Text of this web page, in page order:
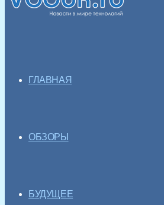
ГЛАВНАЯ
ОБЗОРЫ
БУДУЩЕЕ